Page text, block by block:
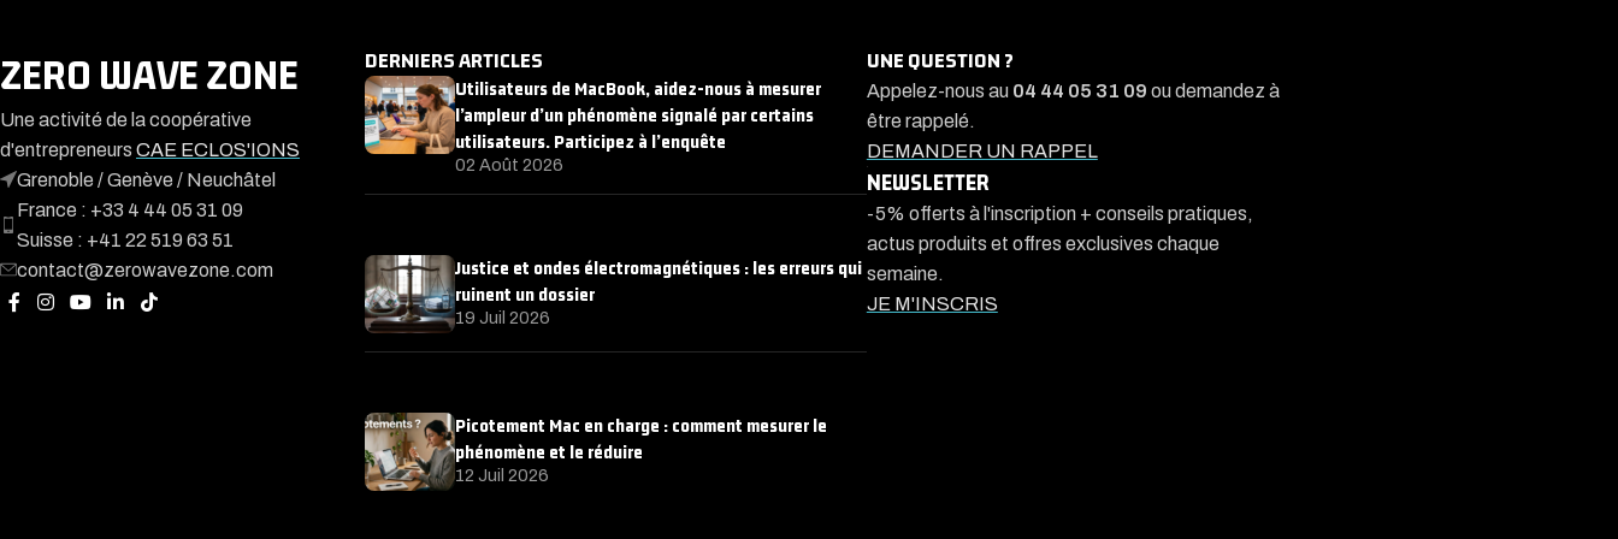
ZERO WAVE ZONE
Une activité de la coopérative
d'entrepreneurs CAE ECLOS'IONS
Grenoble / Genève / Neuchâtel
France : +33 4 44 05 31 09
Suisse : +41 22 519 63 51
contact@zerowavezone.com
DERNIERS ARTICLES
Utilisateurs de MacBook, aidez-nous à mesurer
l’ampleur d’un phénomène signalé par certains
utilisateurs. Participez à l’enquête
02 Août 2026
Justice et ondes électromagnétiques : les erreurs qui
ruinent un dossier
19 Juil 2026
Picotement Mac en charge : comment mesurer le
phénomène et le réduire
12 Juil 2026
UNE QUESTION ?
Appelez-nous au 04 44 05 31 09 ou demandez à
être rappelé.
DEMANDER UN RAPPEL
NEWSLETTER
-5% offerts à l'inscription + conseils pratiques,
actus produits et offres exclusives chaque
semaine.
JE M'INSCRIS